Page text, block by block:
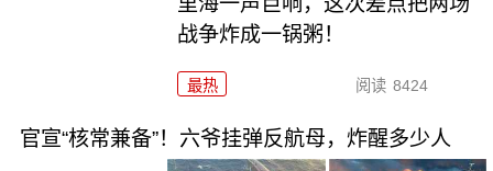
战争炸成一锅粥！
最热 阅读 8424
官宣“核常兼备”！六爷挂弹反航母，炸醒多少人